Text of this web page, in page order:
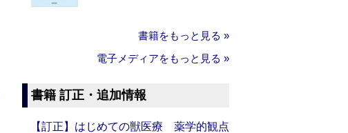
書籍をもっと見る »
電子メディアをもっと見る »
書籍 訂正・追加情報
【訂正】はじめての獣医療 薬学的観点